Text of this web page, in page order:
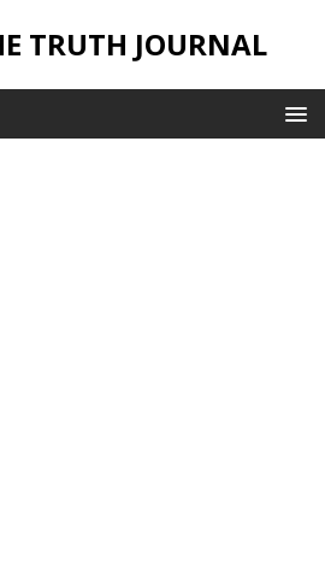
TRUTH JOURNAL